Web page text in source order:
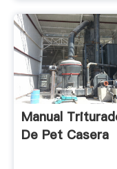
Manual
De Pet Casera